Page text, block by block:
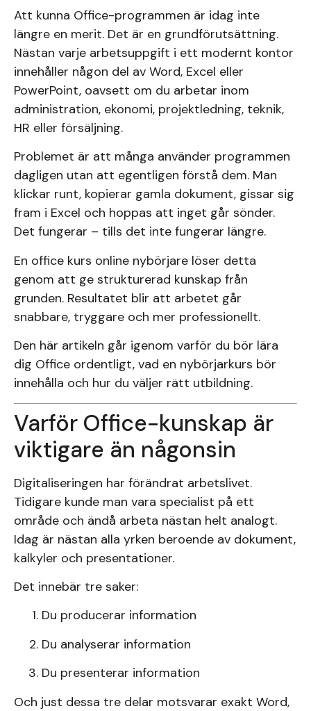
Att kunna Office-programmen är idag inte
längre en merit. Det är en grundförutsättning.
Nästan varje arbetsuppgift i ett modernt kontor
innehåller någon del av Word, Excel eller
PowerPoint, oavsett om du arbetar inom
administration, ekonomi, projektledning, teknik,
HR eller försäljning.
Problemet är att många använder programmen
dagligen utan att egentligen förstå dem. Man
klickar runt, kopierar gamla dokument, gissar sig
fram i Excel och hoppas att inget går sönder.
Det fungerar – tills det inte fungerar längre.
En office kurs online nybörjare löser detta
genom att ge strukturerad kunskap från
grunden. Resultatet blir att arbetet går
snabbare, tryggare och mer professionellt.
Den här artikeln går igenom varför du bör lära
dig Office ordentligt, vad en nybörjarkurs bör
innehålla och hur du väljer rätt utbildning.
Varför Office-kunskap är
viktigare än någonsin
Digitaliseringen har förändrat arbetslivet.
Tidigare kunde man vara specialist på ett
område och ändå arbeta nästan helt analogt.
Idag är nästan alla yrken beroende av dokument,
kalkyler och presentationer.
Det innebär tre saker:
Du producerar information
Du analyserar information
Du presenterar information
Och just dessa tre delar motsvarar exakt Word,